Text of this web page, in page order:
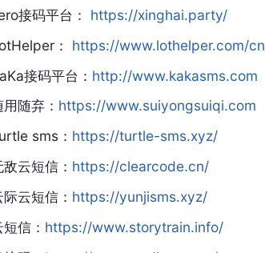
接码平台： https://xinghai.party/
： https://www.lothelper.com/cn
接码平台： http://www.kakasms.com
用随弃： https://www.suiyongsuiqi.com
sms： https://turtle-sms.xyz/
敌云短信： https://clearcode.cn/
际云短信： https://yunjisms.xyz/
信： https://www.storytrain.info/